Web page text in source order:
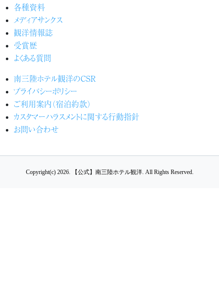
各種資料
メディアサンクス
観洋情報誌
受賞歴
よくある質問
南三陸ホテル観洋のCSR
プライバシーポリシー
ご利用案内（宿泊約款）
カスタマーハラスメントに関する行動指針
お問い合わせ
Copyright(c) 2026. 【公式】南三陸ホテル観洋. All Rights Reserved.